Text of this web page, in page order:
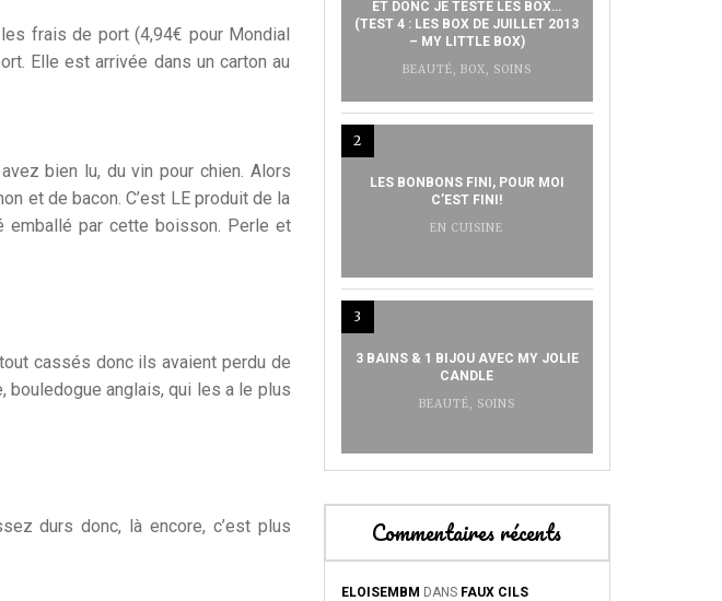
frais de port (4,94€ pour Mondial
Elle est arrivée dans un carton au
bien lu, du vin pour chien. Alors
et de bacon. C’est LE produit de la
emballé par cette boisson. Perle et
cassés donc ils avaient perdu de
bouledogue anglais, qui les a le plus
durs donc, là encore, c’est plus
ET DONC JE TESTE LES BOX…
(TEST 4 : LES BOX DE JUILLET 2013
– MY LITTLE BOX)
BEAUTÉ, BOX, SOINS
2
LES BONBONS FINI, POUR MOI
C’EST FINI!
EN CUISINE
3
3 BAINS & 1 BIJOU AVEC MY JOLIE
CANDLE
BEAUTÉ, SOINS
Commentaires récents
ELOISEMBM DANS FAUX CILS